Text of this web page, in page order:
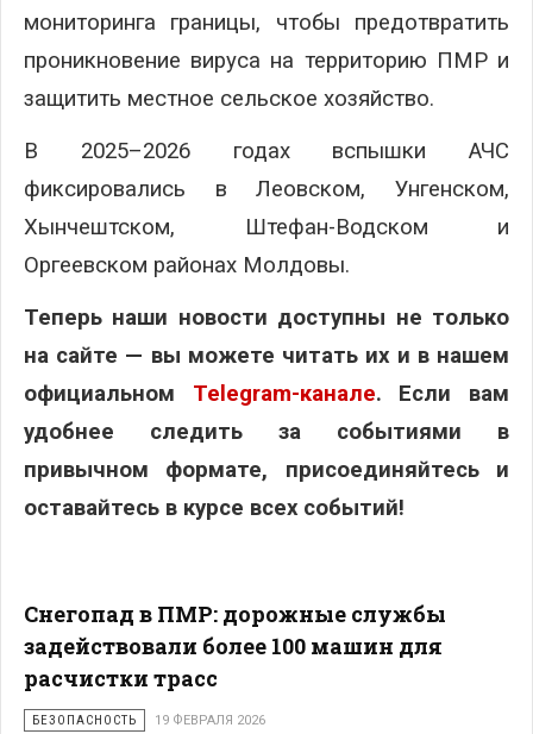
мониторинга границы, чтобы предотвратить
проникновение вируса на территорию ПМР и
защитить местное сельское хозяйство.
В 2025–2026 годах вспышки АЧС
фиксировались в Леовском, Унгенском,
Хынчештском, Штефан-Водском и
Оргеевском районах Молдовы.
Теперь наши новости доступны не только
на сайте — вы можете читать их и в нашем
официальном Telegram-канале. Если вам
удобнее следить за событиями в
привычном формате, присоединяйтесь и
оставайтесь в курсе всех событий!
Снегопад в ПМР: дорожные службы
задействовали более 100 машин для
расчистки трасс
БЕЗОПАСНОСТЬ 19 ФЕВРАЛЯ 2026